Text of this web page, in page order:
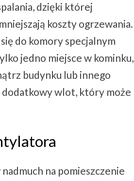
dzięki której
koszty ogrzewania.
do komory specjalnym
jedno miejsce w kominku,
budynku lub innego
dodatkowy wlot, który może
na pomieszczenie